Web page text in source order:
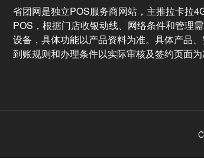
省团网是独立POS服务商网站，主推拉卡拉
POS，根据门店收银动线、网络条件和管理
设备，具体功能以产品资料为准。具体产品、
到账规则和办理条件以实际审核及签约页面为